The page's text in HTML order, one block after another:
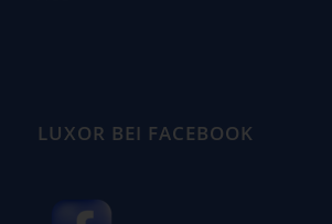
LUXOR BEI FACEBOOK